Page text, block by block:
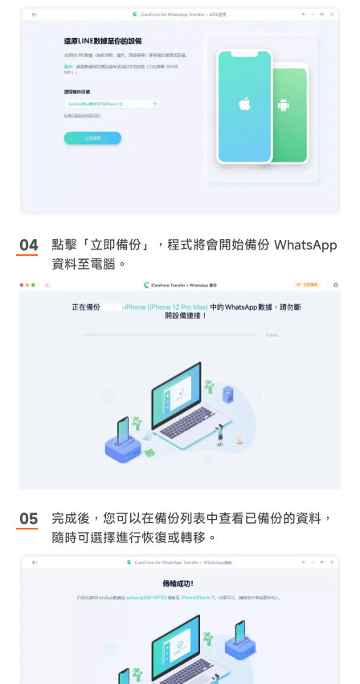
點擊「立即備份」，程式將會開始備份 WhatsApp
資料至電腦。
完成後，您可以在備份列表中查看已備份的資料，
隨時可選擇進行恢復或轉移。